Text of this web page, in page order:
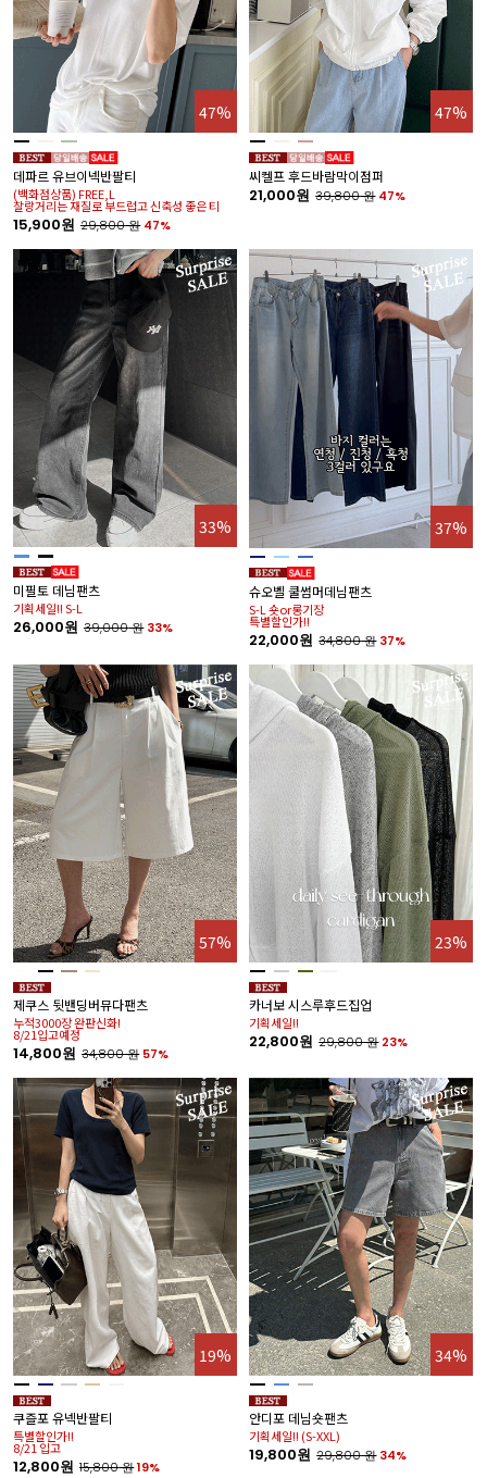
47%
데파르 유브이넥반팔티
(백화점상품) FREE,L
찰랑거리는 재질로 부드럽고 신축성 좋은 티
15,900원 29,800원 47%
47%
씨켈프 후드바람막이점퍼
21,000원 39,800원 47%
33%
미필토 데님팬츠
기획세일!! S-L
26,000원 39,000원 33%
37%
슈오벨 쿨썸머데님팬츠
S-L 숏or롱기장
특별할인가!!
22,000원 34,800원 37%
57%
제쿠스 뒷밴딩버뮤다팬츠
누적3000장 완판신화!
8/21입고예정
14,800원 34,800원 57%
23%
카너보 시스루후드집업
기획세일!!
22,800원 29,800원 23%
19%
쿠즐포 유넥반팔티
특별할인가!!
8/21 입고
12,800원 15,800원19%
34%
안디포 데님숏팬츠
기획세일!! (S-XXL)
19,800원 29,800원 34%